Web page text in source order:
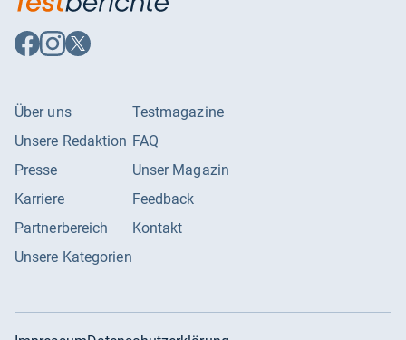
Auf
Facebook
Auf
Instagram
Auf
X
Über uns
Unsere Redaktion
Presse
Karriere
Partnerbereich
Unsere Kategorien
Testmagazine
FAQ
Unser Magazin
Feedback
Kontakt